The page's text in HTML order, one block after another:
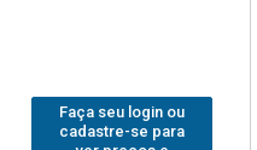
Faça seu login ou
cadastre-se para